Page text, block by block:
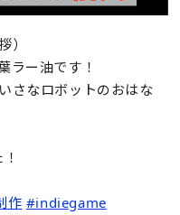
）
ラー油です！
さなロボットのおはな
作 #indiegame